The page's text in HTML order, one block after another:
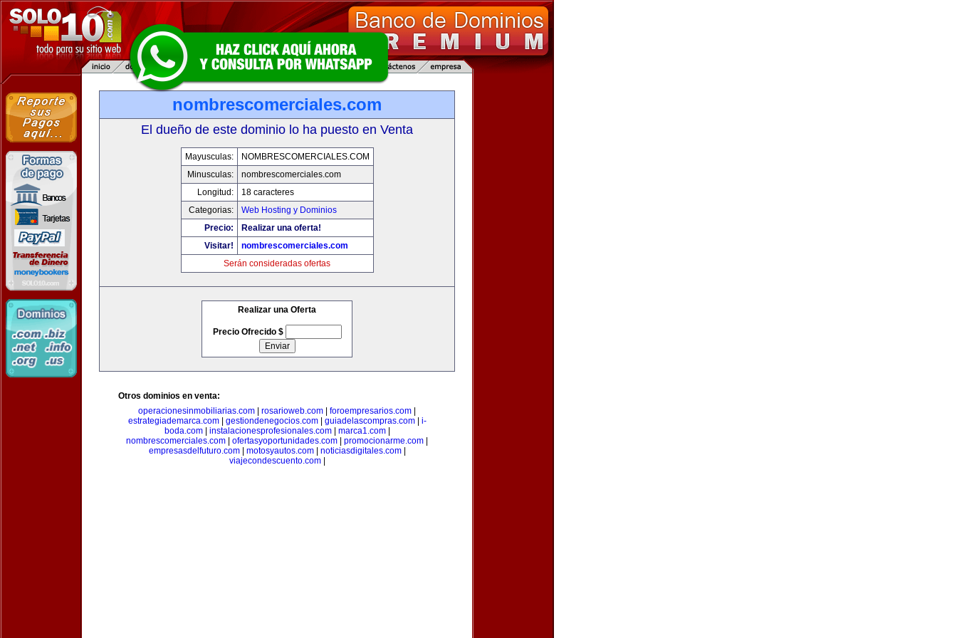
nombrescomerciales.com
El dueño de este dominio lo ha puesto en Venta
Mayusculas:
NOMBRESCOMERCIALES.COM
Minusculas:
nombrescomerciales.com
Longitud:
18 caracteres
Categorias:
Web Hosting y Dominios
Precio:
Realizar una oferta!
Visitar!
nombrescomerciales.com
Serán consideradas ofertas
Realizar una Oferta
Precio Ofrecido $
Otros dominios en venta:
operacionesinmobiliarias.com
rosarioweb.com foroempresarios.com
estrategiademarca.com| gestiondenegocios.com| guiadelascompras.com| i-
boda.com| instalacionesprofesionales.com| marca1.com|
nombrescomerciales.com
ofertasyoportunidades.com promocionarme.com
empresasdelfuturo.com| motosyautos.com| noticiasdigitales.com|
viajecondescuento.com|